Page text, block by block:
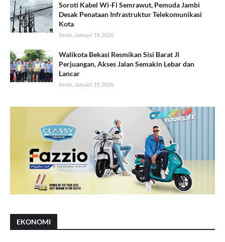
Soroti Kabel Wi-Fi Semrawut, Pemuda Jambi
Desak Penataan Infrastruktur Telekomunikasi
Kota
Senin, Januari 19, 2026
Walikota Bekasi Resmikan Sisi Barat Jl
Perjuangan, Akses Jalan Semakin Lebar dan
Lancar
Senin, Januari 19, 2026
EKONOMI